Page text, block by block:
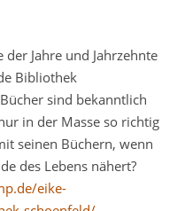
Jahre und Jahrzehnte
Bibliothek
sind bekanntlich
in der Masse so richtig
seinen Büchern, wenn
des Lebens nähert?
eike-